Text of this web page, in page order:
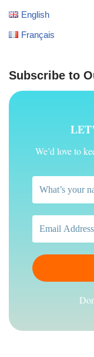
English
Français
Subscribe to
We’d love to